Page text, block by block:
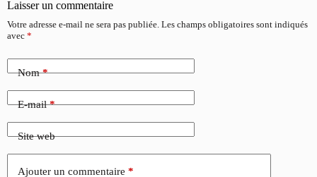
Laisser un commentaire
Votre adresse e-mail ne sera pas publiée. Les champs obligatoires sont indiqués
avec *
Nom*
E-mail*
Site web
Ajouter un commentaire *